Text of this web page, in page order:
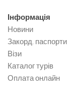
Інформація
Новини
Закорд. паспорти
Візи
Каталог турів
Оплата онлайн